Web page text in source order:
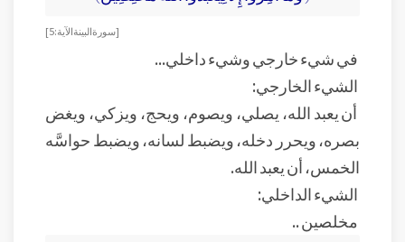
[سورة البينة الآية: 5]
في شيء خارجي وشيء داخلي...
الشيء الخارجي:
أن يعبد الله، يصلي، ويصوم، ويحج، ويزكي، ويغض
بصره، ويحرر دخله، ويضبط لسانه، ويضبط حواسَّه
الخمس، أن يعبد الله.
الشيء الداخلي:
مخلصين ..